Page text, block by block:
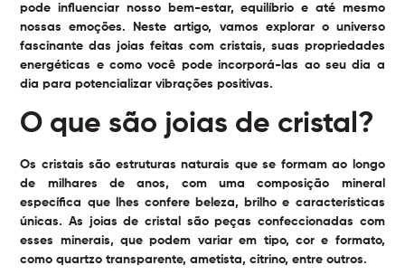
pode influenciar nosso bem-estar, equilíbrio e até mesmo
nossas emoções. Neste artigo, vamos explorar o universo
fascinante das joias feitas com cristais, suas propriedades
energéticas e como você pode incorporá-las ao seu dia a
dia para potencializar vibrações positivas.
O que são joias de cristal?
Os cristais são estruturas naturais que se formam ao longo
de milhares de anos, com uma composição mineral
específica que lhes confere beleza, brilho e características
únicas. As joias de cristal são peças confeccionadas com
esses minerais, que podem variar em tipo, cor e formato,
como quartzo transparente, ametista, citrino, entre outros.